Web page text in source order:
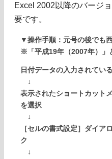
Excel 2002以降のバージ
要です。
▼操作手順：元号の後でも
※「平成19年（2007年）」
日付データの入力されてい
↓
表示されたショートカット
を選択
↓
［セルの書式設定］ダイア
ク
↓